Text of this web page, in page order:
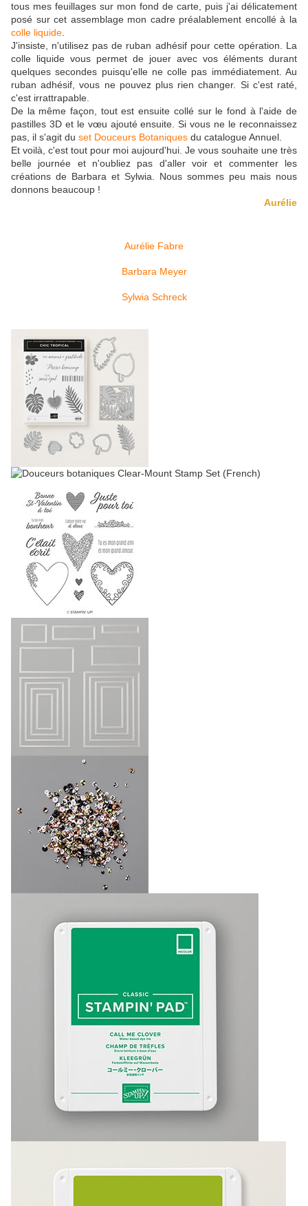
tous mes feuillages sur mon fond de carte, puis j'ai délicatement
posé sur cet assemblage mon cadre préalablement encollé à la
colle liquide
J'insiste, n'utilisez pas de ruban adhésif pour cette opération. La
colle liquide vous permet de jouer avec vos éléments durant
quelques secondes puisqu'elle ne colle pas immédiatement. Au
ruban adhésif, vous ne pouvez plus rien changer. Si c'est raté,
c'est irrattrapable.
De la même façon, tout est ensuite collé sur le fond à l'aide de
pastilles 3D et le vœu ajouté ensuite. Si vous ne le reconnaissez
pas, il s'agit du set Douceurs Botaniques du catalogue Annuel.
Et voilà, c'est tout pour moi aujourd'hui. Je vous souhaite une très
belle journée et n'oubliez pas d'aller voir et commenter les
créations de Barbara et Sylwia. Nous sommes peu mais nous
donnons beaucoup !
Aurélie
Aurélie Fabre
Barbara Meyer
Sylwia Schreck